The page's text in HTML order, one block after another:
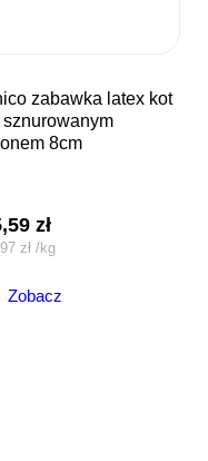
sznurowanym
8cm
zł
zł /kg
Zobacz